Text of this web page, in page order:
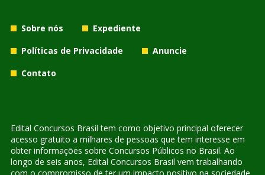
Sobre nós
Expediente
Políticas de Privacidade
Anuncie
Contato
Edital Concursos Brasil tem como objetivo principal oferecer
acesso gratuito a milhares de pessoas que tem interesse em
obter informações sobre Concursos Públicos no Brasil. Ao
longo de seis anos, Edital Concursos Brasil vem trabalhando